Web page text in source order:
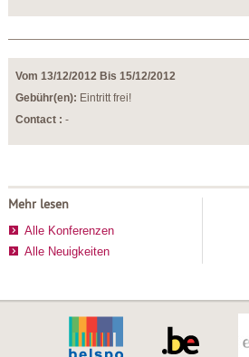
Vom 13/12/2012 Bis 15/12/2012
Gebühr(en): Eintritt frei!
Contact : -
Mehr lesen
Alle Konferenzen
Alle Neuigkeiten